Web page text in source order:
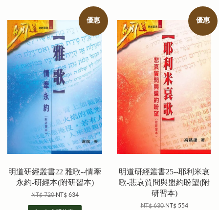
優惠
明道研經叢書22 雅歌--情牽
永約-研經本(附研習本)
NT$ 720NT$ 634
優惠
明道研經叢書25--耶利米哀
歌-悲哀質問與盟約盼望(附
研習本)
NT$ 630NT$ 554